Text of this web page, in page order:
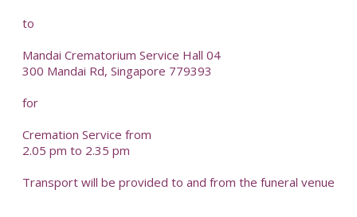
to
Mandai Crematorium Service Hall 04
300 Mandai Rd, Singapore 779393
for
Cremation Service from
2.05 pm to 2.35 pm
Transport will be provided to and from the funeral venue